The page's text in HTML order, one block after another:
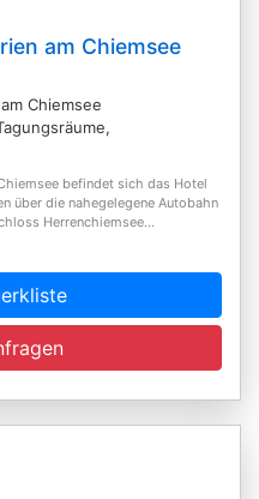
am Chiemsee
Chiemsee
befindet sich das Hotel
über die nahegelegene Autobahn
Herrenchiemsee...